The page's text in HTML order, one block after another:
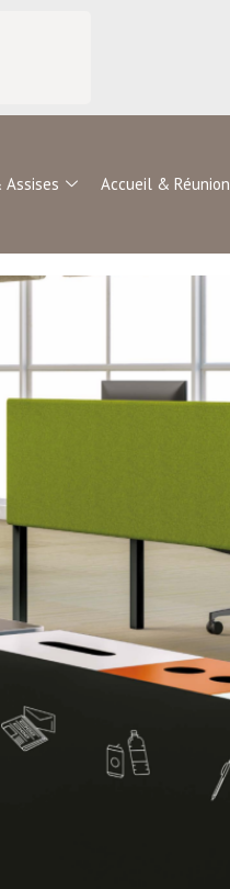
Assises Accueil & Réunion